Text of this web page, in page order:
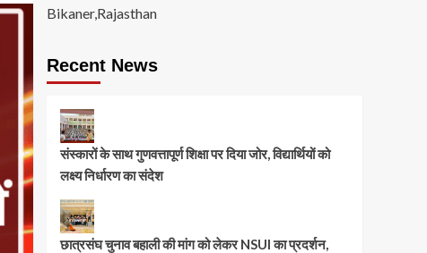
Bikaner,Rajasthan
Recent News
संस्कारों के साथ गुणवत्तापूर्ण शिक्षा पर दिया जोर, विद्यार्थियों को
लक्ष्य निर्धारण का संदेश
छात्रसंघ चुनाव बहाली की मांग को लेकर NSUI का प्रदर्शन,